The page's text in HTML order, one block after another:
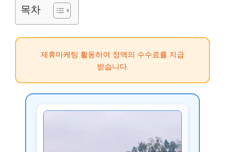
목차
제휴마케팅 활동하여 정액의 수수료를 지급
받습니다.